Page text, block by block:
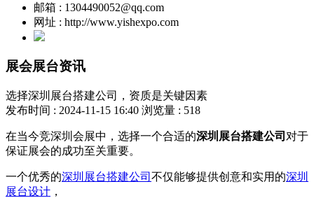
邮箱 : 1304490052@qq.com
网址 : http://www.yishexpo.com
展会展台资讯
选择深圳展台搭建公司，资质是关键因素
发布时间 : 2024-11-15 16:40 浏览量 : 518
在当今竞深圳会展中，选择一个合适的深圳展台搭建公司 对于
保证展会的成功至关重要。
一个优秀的深圳展台搭建公司 不仅能够提供创意和实用的深圳
展台设计 ，